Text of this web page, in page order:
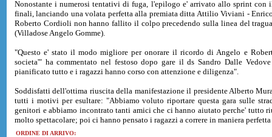
Nonostante i numerosi tentativi di fuga, l'epilogo e' arrivato allo sprint
finali, lanciando una volata perfetta alla premiata ditta Attilio Viviani -
Roberto Cordioli non hanno fallito il colpo precedendo sulla linea del
(Villadose Angelo Gomme).
"Questo e' stato il modo migliore per onorare il ricordo di Angelo e
societa'" ha commentato nel festoso dopo gare il ds Sandro Dalle
pianificato tutto e i ragazzi hanno corso con attenzione e diligenza".
Soddisfatti dell'ottima riuscita della manifestazione il presidente Alberto
tutti i motivi per esultare: "Abbiamo voluto riportare questa gara sulle
genitori e abbiamo incontrato tanti amici che ci hanno aiutato perche' tutto
molto spettacolare; poi ci hanno pensato i ragazzi a correre in maniera
ORDINE DI ARRIVO: